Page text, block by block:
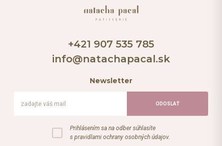
+421 907 535 785
info@natachapacal.sk
Newsletter
Prihlásením sa na odber súhlasíte
s pravidlami ochrany osobných údajov.